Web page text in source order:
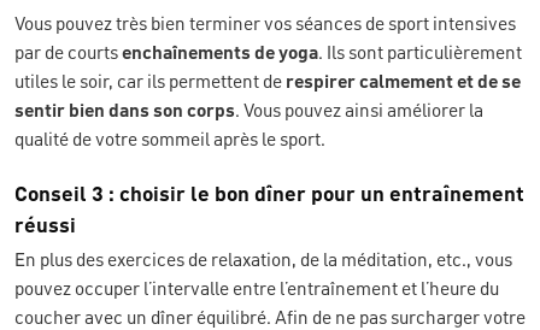
Vous pouvez très bien terminer vos séances de sport intensives
par de courtsenchaînements de yoga. Ils sont particulièrement
utiles le soir, car ils permettent de respirer calmement et de se
sentir bien dans son corps. Vous pouvez ainsi améliorer la
qualité de votre sommeil après le sport.
Conseil 3 : choisir le bon dîner pour un entraînement
réussi
En plus des exercices de relaxation, de la méditation, etc., vous
pouvez occuper l’intervalle entre l’entraînement et l’heure du
coucher avec un dîner équilibré. Afin de ne pas surcharger votre